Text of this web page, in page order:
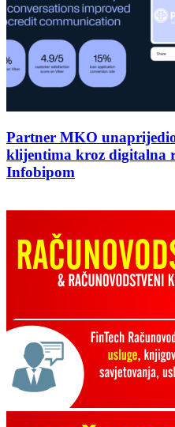
Partner MKO
klijentima kroz digitalna
Infobipom